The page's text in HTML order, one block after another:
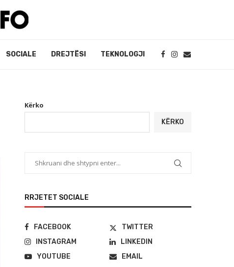
SOCIALE DREJTËSI TEKNOLOGJI
Kërko
KËRKO
RRJETET SOCIALE
FACEBOOK
TWITTER
INSTAGRAM
LINKEDIN
YOUTUBE
EMAIL